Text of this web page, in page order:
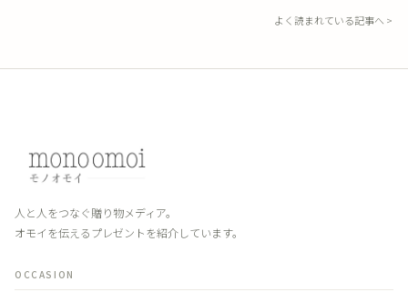
よく読まれている記事へ >
人と人をつなぐ贈り物メディア。
オモイを伝えるプレゼントを紹介しています。
OCCASION